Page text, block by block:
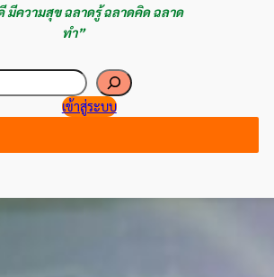
มีความสุข ฉลาดรู้ ฉลาดคิด ฉลาด
ทำ”
เข้าสู่ระบบ